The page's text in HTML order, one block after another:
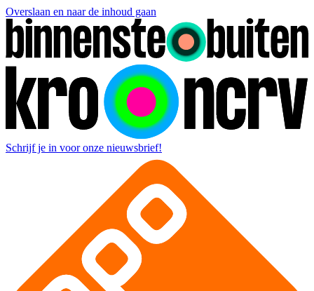
Overslaan en naar de inhoud gaan
Schrijf je in voor onze nieuwsbrief!